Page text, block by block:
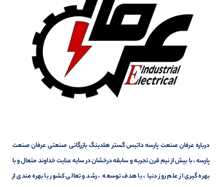
درباره عرفان صنعت پارسه داتیس گستر هلدینگ بازرگانی صنعتی عرفان صنعت
پارسه ، با بیش از نیم قرن تجربه و سابقه درخشان در سایه عنایت خداوند متعال و با
بهره گیری از علم روز دنیا ، با هدف توسعه ، رشد و تعالی کشور با بهره مندی از